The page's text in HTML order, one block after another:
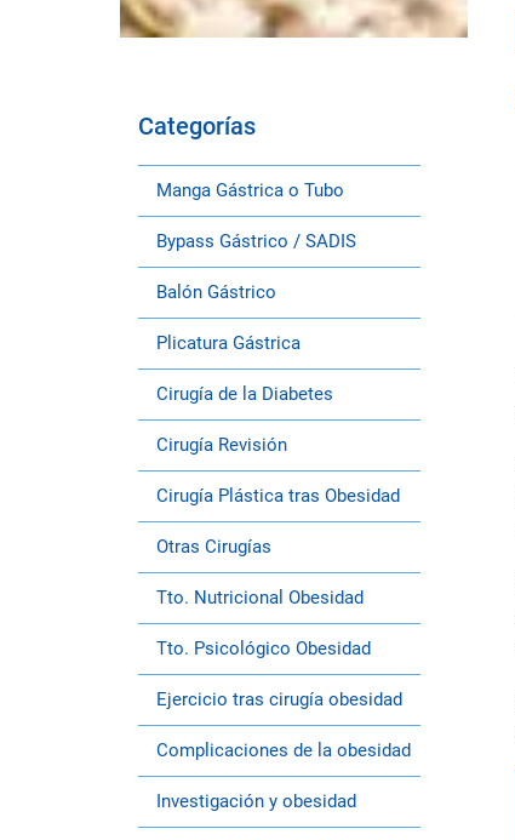
Categorías
Manga Gástrica o Tubo
Bypass Gástrico / SADIS
Balón Gástrico
Plicatura Gástrica
Cirugía de la Diabetes
Cirugía Revisión
Cirugía Plástica tras Obesidad
Otras Cirugías
Tto. Nutricional Obesidad
Tto. Psicológico Obesidad
Ejercicio tras cirugía obesidad
Complicaciones de la obesidad
Investigación y obesidad